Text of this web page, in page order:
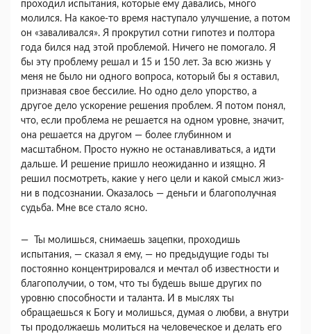
проходил испытания, которые ему да­вались, много
молился. На какое-то время насту­пало улучшение, а потом
он «заваливался». Я про­крутил сотни гипотез и полтора
года бился над этой проблемой. Ничего не помогало. Я
бы эту проблему решал и 15 и 150 лет. За всю жизнь у
меня не было ни одного вопроса, который бы я оставил,
признавая свое бессилие. Но одно дело упорство, а
другое дело ускорение решения проб­лем. Я потом понял,
что, если проблема не реша­ется на одном уровне, значит,
она решается на другом — более глубинном и
масштабном. Просто нужно не останавливаться, а идти
дальше. И ре­шение пришло неожиданно и изящно. Я
решил посмотреть, какие у него цели и какой смысл жиз­
ни в подсознании. Оказалось — деньги и благопо­лучная
судьба. Мне все стало ясно.
— Ты молишься, снимаешь зацепки, прохо­дишь
испытания, — сказал я ему, — но предыду­щие годы ты
постоянно концентрировался и меч­тал об известности и
благополучии, о том, что ты будешь выше других по
уровню способности и та­ланта. И в мыслях ты
обращаешься к Богу и мо­лишься, думая о любви, а внутри
ты продолжаешь молиться на человеческое и делать его